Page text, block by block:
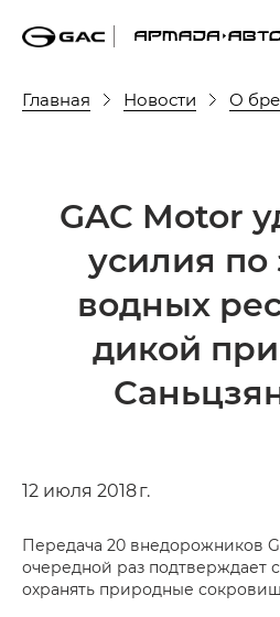
Главная Новости О
GAC Motor
усилия по
водных
дикой
12 июля 2018 г.
Передача 20 внедорожников
очередной раз подтверждает
охранять природные